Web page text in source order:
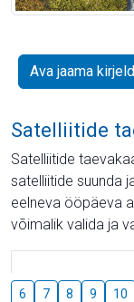
Ava jaama
Satelliitide
Satelliitide
satelliitide suunda
eelneva ööpäeva
võimalik valida ja
6 7 8 9 10